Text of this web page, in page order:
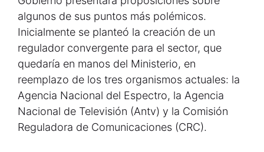
algunos de sus puntos más polémicos.
Inicialmente se planteó la creación de un
regulador convergente para el sector, que
quedaría en manos del Ministerio, en
reemplazo de los tres organismos actuales: la
Agencia Nacional del Espectro, la Agencia
Nacional de Televisión (Antv) y la Comisión
Reguladora de Comunicaciones (CRC).